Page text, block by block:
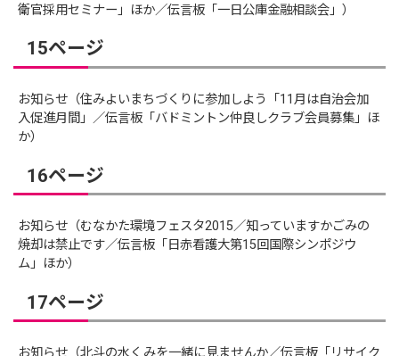
衛官採用セミナー」ほか／伝言板「一日公庫金融相談会」）
15ページ
お知らせ（住みよいまちづくりに参加しよう「11月は自治会加
入促進月間」／伝言板「バドミントン仲良しクラブ会員募集」ほ
か）
16ページ
お知らせ（むなかた環境フェスタ2015／知っていますかごみの
焼却は禁止です／伝言板「日赤看護大第15回国際シンポジウ
ム」ほか）
17ページ